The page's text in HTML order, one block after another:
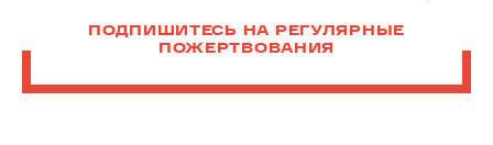
ПОДПИШИТЕСЬ НА РЕГУЛЯРНЫЕ
ПОЖЕРТВОВАНИЯ